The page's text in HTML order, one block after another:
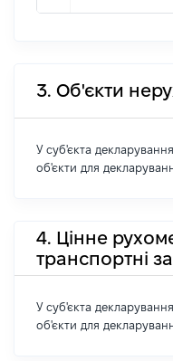
3. Об'єкти
У суб'єкта декларування
об'єкти для
4. Цінне
транспортні
У суб'єкта декларування
об'єкти для